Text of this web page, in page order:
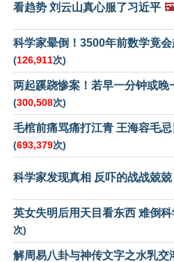
看趋势 刘云山真心服了习近平
科学家晕倒！3500年前数学竟
(126,911次)
两起蹊跷惨案！若早一分钟或
(300,508次)
毛棺前痛骂痛打江青 王海容毛
(693,379次)
科学家发现真相 反吓的战战兢兢
英女失明后用天目看东西 难倒
次)
解周易八卦与神传文字之水乳交